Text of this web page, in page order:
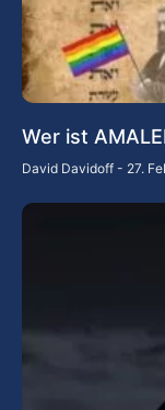
Wer ist
David Davidoff 27.